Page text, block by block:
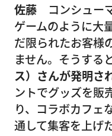
佐藤
コンシュー
ゲームのように大
だ限られたお客様
ません。そうする
ス）さんが発明さ
ントでグッズを販
り、コラボカフェ
通して集客を上げ